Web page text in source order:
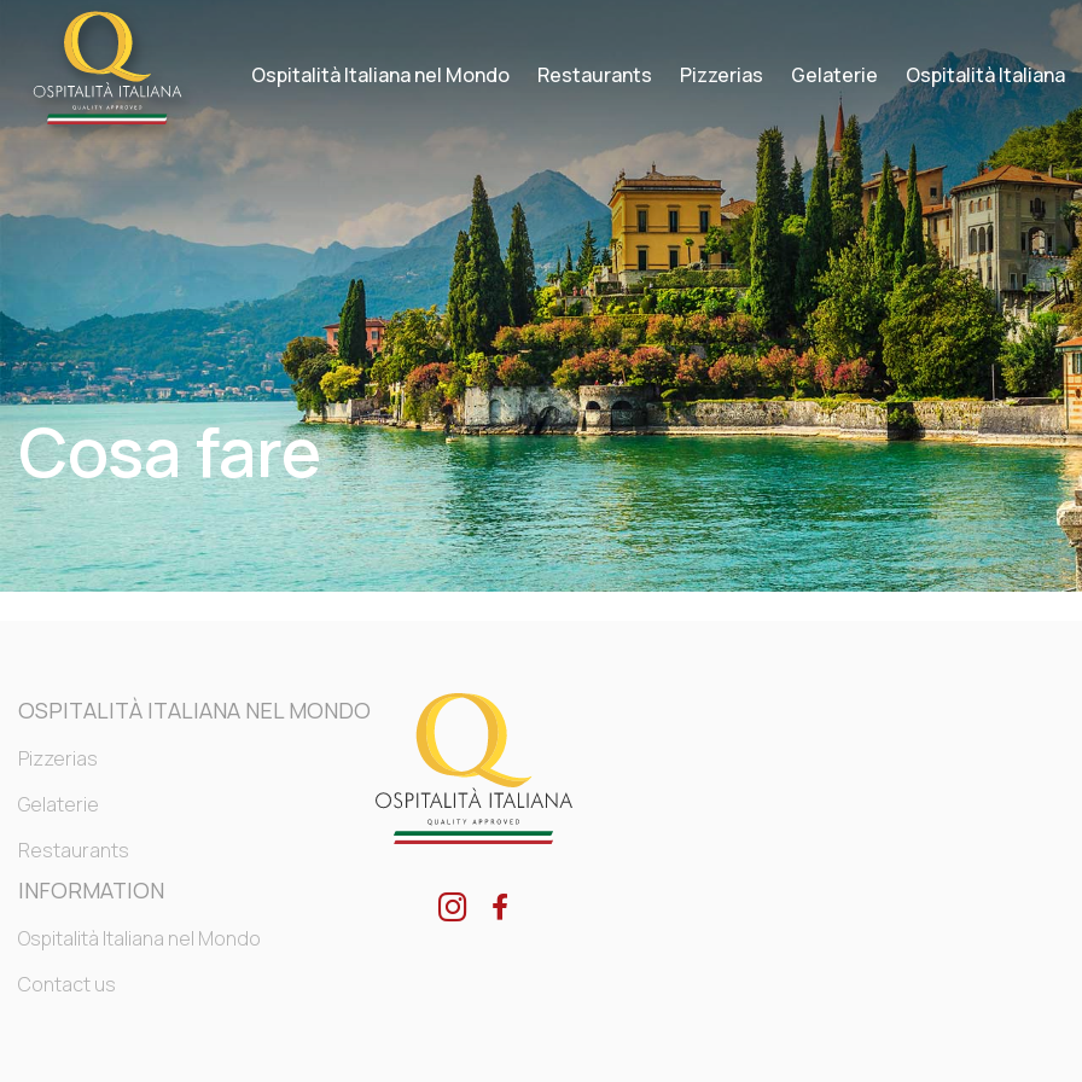
Ospitalità Italiana nel Mondo Restaurants Pizzerias Gelaterie Ospitalità Italiana
Cosa fare
OSPITALITÀ ITALIANA NEL MONDO
Pizzerias
Gelaterie
Restaurants
INFORMATION
Ospitalità Italiana nel Mondo
Contact us